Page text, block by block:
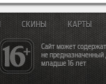
Сайт может
не
младше 16 лет
СКИНЫ КАРТЫ